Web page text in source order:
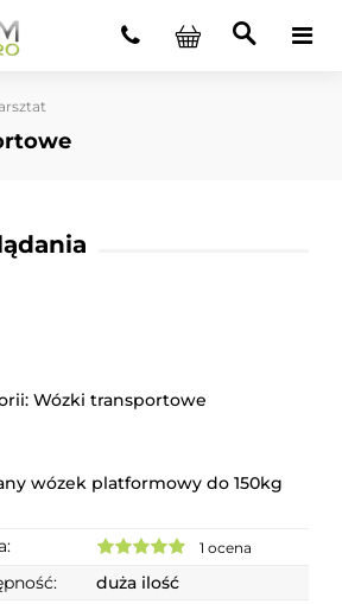
Wózki transportowe
wózek platformowy do 150kg
1 ocena
duża ilość